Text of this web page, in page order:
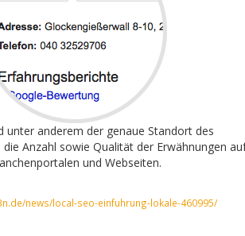
unter anderem der genaue Standort des
Anzahl sowie Qualität der Erwähnungen
und Webseiten.
news/local-seo-einfuhrung-lokale-460995/